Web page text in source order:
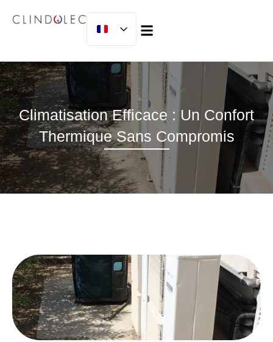
Climatisation Efficace : Un Confort
Thermique Sans Compromis